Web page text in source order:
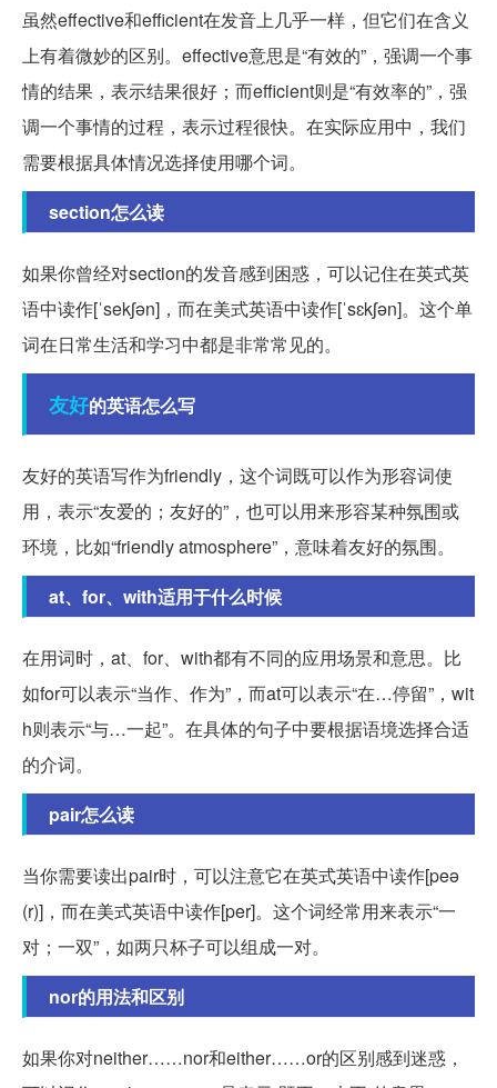
虽然effective和efficient在发音上几乎一样，但它们在含义
上有着微妙的区别。effective意思是“有效的”，强调一个事
情的结果，表示结果很好；而efficient则是“有效率的”，强
调一个事情的过程，表示过程很快。在实际应用中，我们
需要根据具体情况选择使用哪个词。
section怎么读
如果你曾经对section的发音感到困惑，可以记住在英式英
语中读作[ˈsekʃən]，而在美式英语中读作[ˈsɛkʃən]。这个单
词在日常生活和学习中都是非常常见的。
友好的英语怎么写
友好的英语写作为friendly，这个词既可以作为形容词使
用，表示“友爱的；友好的”，也可以用来形容某种氛围或
环境，比如“friendly atmosphere”，意味着友好的氛围。
at、for、with适用于什么时候
在用词时，at、for、with都有不同的应用场景和意思。比
如for可以表示“当作、作为”，而at可以表示“在…停留”，wit
h则表示“与…一起”。在具体的句子中要根据语境选择合适
的介词。
pair怎么读
当你需要读出pair时，可以注意它在英式英语中读作[peə
(r)]，而在美式英语中读作[per]。这个词经常用来表示“一
对；一双”，如两只杯子可以组成一对。
nor的用法和区别
如果你对neither……nor和either……or的区别感到迷惑，